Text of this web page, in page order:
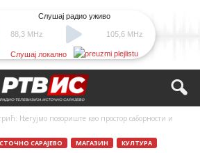
88,3 MHz
Слушај радио уживо
105,6 MHz
Слушај локално
Његујмо позориште као простор саборности и
САРАЈЕВО МАГАЗИН КУЛТУРА